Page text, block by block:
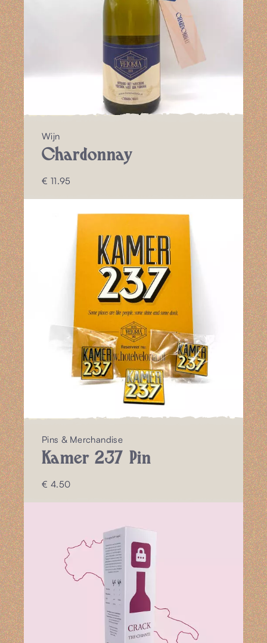
Wijn
Chardonnay
€ 11.95
Pins & Merchandise
Kamer 237 Pin
€ 4.50